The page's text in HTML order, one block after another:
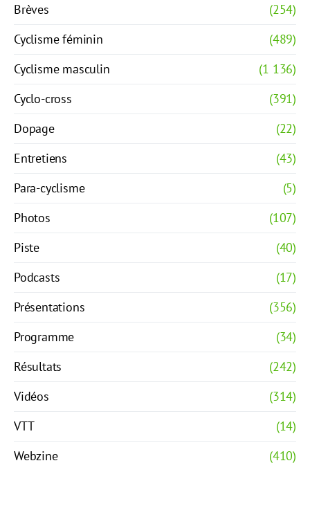
Brèves
(254)
Cyclisme féminin
(489)
Cyclisme masculin
(1 136)
Cyclo-cross
(391)
Dopage
(22)
Entretiens
(43)
Para-cyclisme
(5)
Photos
(107)
Piste
(40)
Podcasts
(17)
Présentations
(356)
Programme
(34)
Résultats
(242)
Vidéos
(314)
VTT
(14)
Webzine
(410)